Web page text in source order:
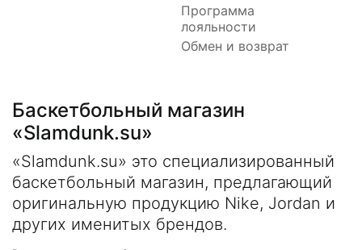
Программа
лояльности
Обмен и возврат
Баскетбольный магазин
«Slamdunk.su»
«Slamdunk.su» это специализированный
баскетбольный магазин, предлагающий
оригинальную продукцию Nike, Jordan и
других именитых брендов.